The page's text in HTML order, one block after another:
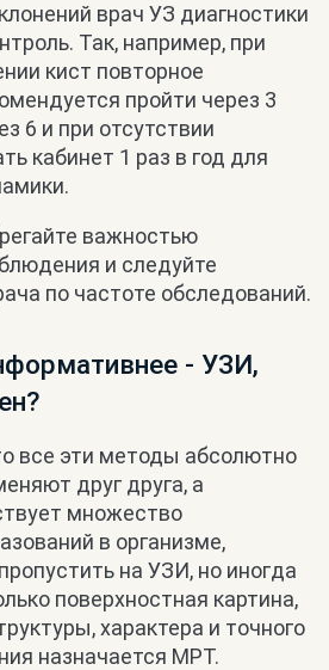
врач УЗ диагностики
Так, например, при
кист повторное
пройти через 3
6 и при отсутствии
кабинет 1 раз в год для
важностью
и следуйте
по частоте обследований.
- УЗИ,
все эти методы абсолютно
друг друга, а
множество
в организме,
на УЗИ, но иногда
поверхностная картина,
характера и точного
назначается МРТ.